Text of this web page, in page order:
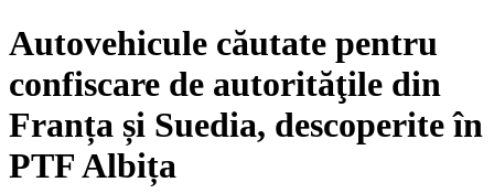
Autovehicule căutate pentru
confiscare de autorităţile din
Franța și Suedia, descoperite în
PTF Albița